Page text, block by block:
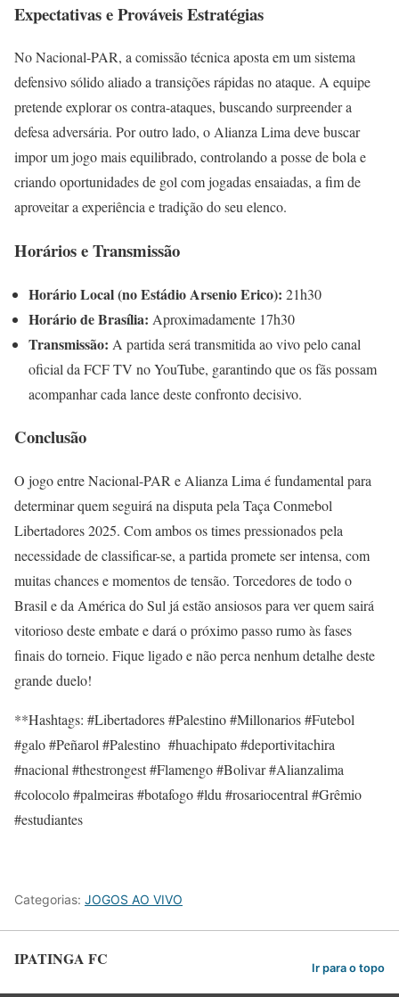
Expectativas e Prováveis Estratégias
No Nacional-PAR, a comissão técnica aposta em um sistema
defensivo sólido aliado a transições rápidas no ataque. A equipe
pretende explorar os contra-ataques, buscando surpreender a
defesa adversária. Por outro lado, o Alianza Lima deve buscar
impor um jogo mais equilibrado, controlando a posse de bola e
criando oportunidades de gol com jogadas ensaiadas, a fim de
aproveitar a experiência e tradição do seu elenco.
Horários e Transmissão
Horário Local (no Estádio Arsenio Erico): 21h30
Horário de Brasília: Aproximadamente 17h30
Transmissão: A partida será transmitida ao vivo pelo canal
oficial da FCF TV no YouTube, garantindo que os fãs possam
acompanhar cada lance deste confronto decisivo.
Conclusão
O jogo entre Nacional-PAR e Alianza Lima é fundamental para
determinar quem seguirá na disputa pela Taça Conmebol
Libertadores 2025. Com ambos os times pressionados pela
necessidade de classificar-se, a partida promete ser intensa, com
muitas chances e momentos de tensão. Torcedores de todo o
Brasil e da América do Sul já estão ansiosos para ver quem sairá
vitorioso deste embate e dará o próximo passo rumo às fases
finais do torneio. Fique ligado e não perca nenhum detalhe deste
grande duelo!
**Hashtags: #Libertadores #Palestino #Millonarios #Futebol
#galo #Peñarol #Palestino #huachipato #deportivitachira
#nacional #thestrongest #Flamengo #Bolivar #Alianzalima
#colocolo #palmeiras #botafogo #ldu #rosariocentral #Grêmio
#estudiantes
Categorias: JOGOS AO VIVO
IPATINGA FC Ir para o topo